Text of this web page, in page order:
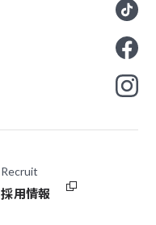
Recruit
採用情報